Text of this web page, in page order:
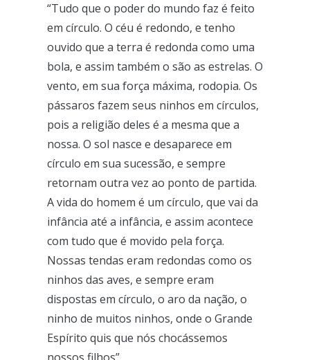
“Tudo que o poder do mundo faz é feito
em círculo. O céu é redondo, e tenho
ouvido que a terra é redonda como uma
bola, e assim também o são as estrelas. O
vento, em sua força máxima, rodopia. Os
pássaros fazem seus ninhos em círculos,
pois a religião deles é a mesma que a
nossa. O sol nasce e desaparece em
círculo em sua sucessão, e sempre
retornam outra vez ao ponto de partida.
A vida do homem é um círculo, que vai da
infância até a infância, e assim acontece
com tudo que é movido pela força.
Nossas tendas eram redondas como os
ninhos das aves, e sempre eram
dispostas em círculo, o aro da nação, o
ninho de muitos ninhos, onde o Grande
Espírito quis que nós chocássemos